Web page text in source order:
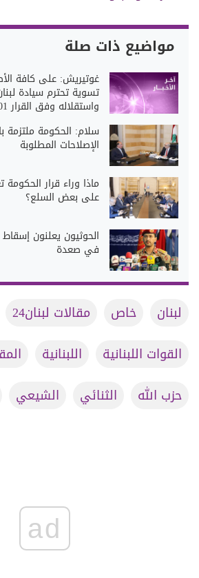
مواضيع ذات صلة
غوتيريش: على كافة
تسوية تحترم سيادة
واستقلاله وفق القرار 1701
سلام: الحكومة ملتزمة
الإصلاحات المطلوبة
ماذا وراء قرار
على بعض السلع؟
الحوثيون يعلنون
في صعدة
لبنان خاص
مقالات لبنان24
القوات اللبنانية
اللبنانية
حزب الله
الثنائي الشيعي
ad